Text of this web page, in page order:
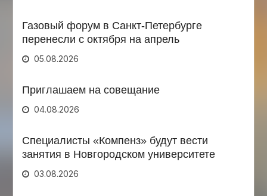
Газовый форум в Санкт-Петербурге
перенесли с октября на апрель
05.08.2026
Приглашаем на совещание
04.08.2026
Специалисты «Компенз» будут вести
занятия в Новгородском университете
03.08.2026